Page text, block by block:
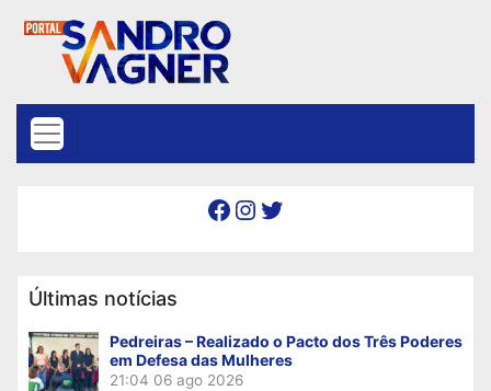
Facebook Instagram Twitter
Últimas notícias
Pedreiras – Realizado o Pacto dos Três Poderes
em Defesa das Mulheres
21:04 06 ago 2026